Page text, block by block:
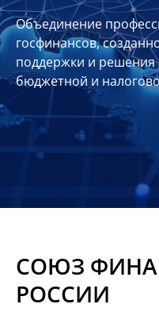
Совет
Союза
Участники
Планы
отчеты
Контакты
Материалы
Объединение
госфинансов,
поддержки и решения
бюджетной и
СОЮЗ
РОССИИ